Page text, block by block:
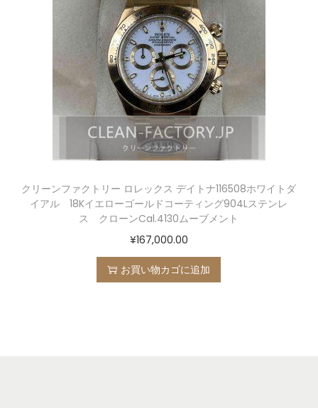
クリーンファクトリー ロレックス デイトナ116508ホワイトダ
イアル 18Kイエローゴールドコーティング904Lステンレ
ス クローンCal.4130ムーブメント
¥167,000.00
お買い物カゴに追加